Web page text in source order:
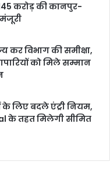
करोड़ की कानपुर-
कर विभाग की समीक्षा,
को मिले सम्मान
के लिए बदले एंट्री नियम,
के तहत मिलेगी सीमित